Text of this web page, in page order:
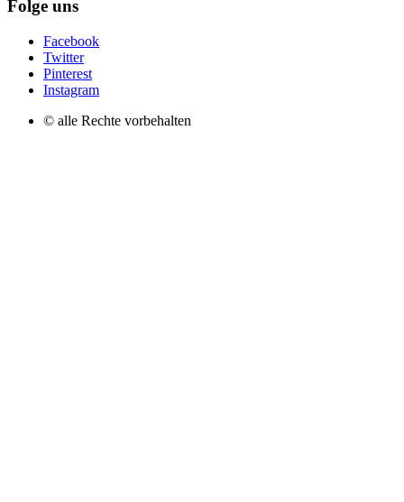
Folge uns
Facebook
Twitter
Pinterest
Instagram
© alle Rechte vorbehalten